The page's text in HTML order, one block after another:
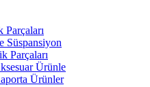
Süspansiyon
Parçaları
Ürünle
Ürünler